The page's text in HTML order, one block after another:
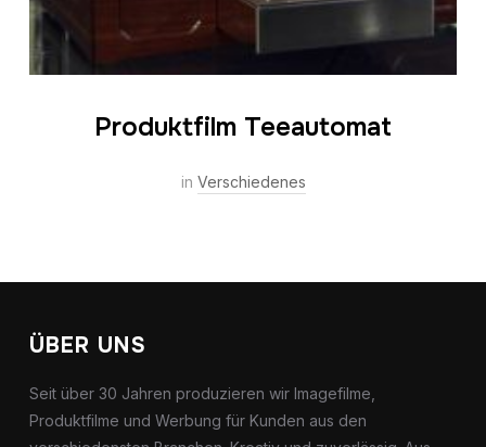
Produktfilm Teeautomat
in Verschiedenes
ÜBER UNS
Seit über 30 Jahren produzieren wir Imagefilme,
Produktfilme und Werbung für Kunden aus den